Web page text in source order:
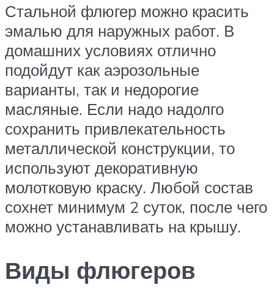
Стальной флюгер можно красить
эмалью для наружных работ. В
домашних условиях отлично
подойдут как аэрозольные
варианты, так и недорогие
масляные. Если надо надолго
сохранить привлекательность
металлической конструкции, то
используют декоративную
молотковую краску. Любой состав
сохнет минимум 2 суток, после чего
можно устанавливать на крышу.
Виды флюгеров